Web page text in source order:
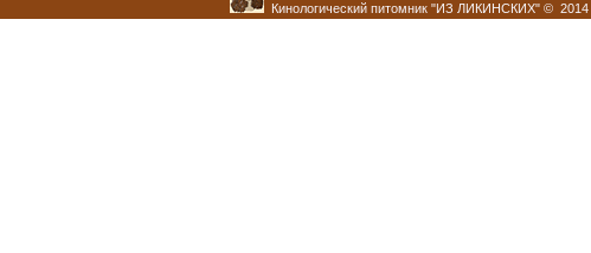
Кинологический питомник "ИЗ ЛИКИНСКИХ" © 2014